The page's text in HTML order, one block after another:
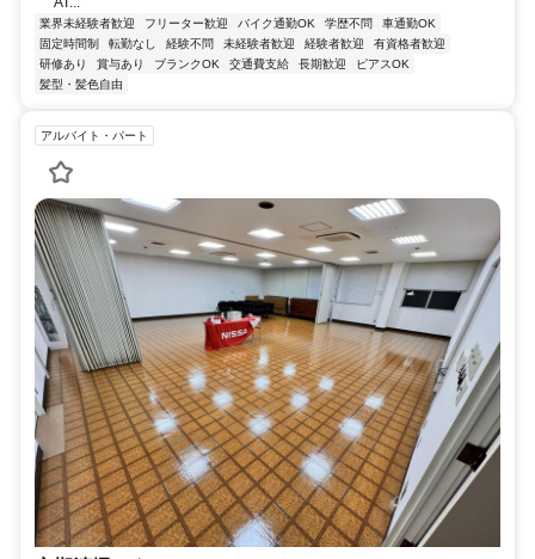
業界未経験者歓迎 フリーター歓迎 バイク通勤OK 学歴不問
車通勤OK
固定時間制
転勤なし 経験不問 未経験者歓迎 経験者歓迎
有資格者歓迎
研修あり
賞与あり ブランクOK 交通費支給 長期歓迎
ピアスOK
髪型・髪色自由
アルバイト・パート